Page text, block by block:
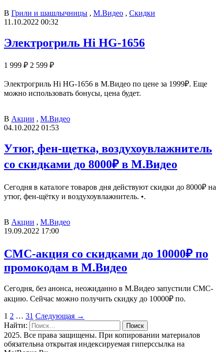
В Грили и шашлычницы , М.Видео , Скидки
11.10.2022 00:32
Электрогриль Hi HG-1656
1 999 ₽ 2 599 ₽
Электрогриль Hi HG-1656 в М.Видео по цене за 1999₽. Еще
можно использовать бонусы, цена будет.
В Акции , М.Видео
04.10.2022 01:53
Утюг, фен-щетка, воздухоувлажнитель
со скидками до 8000₽ в М.Видео
Сегодня в каталоге товаров дня действуют скидки до 8000₽ на
утюг, фен-щётку и воздухоувлажнитель. •.
В Акции , М.Видео
19.09.2022 17:00
СМС-акция со скидками до 10000₽ по
промокодам в М.Видео
Сегодня, без анонса, неожиданно в М.Видео запустили СМС-
акцию. Сейчас можно получить скидку до 10000₽ по.
1 2 … 31 Следующая →
Найти:
2025. Все права защищены. При копировании материалов
обязательна открытая индексируемая гиперссылка на